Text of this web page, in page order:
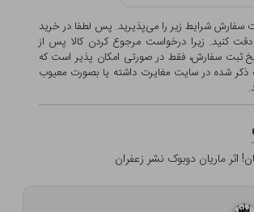
سفارش شرایط زیر را می‌پذیرید. پس لطفا در خرید
کنید. زیرا درخواست مرجوع کردن کالا پس از
ثبت سفارش، فقط در صورتی امکان پذیر است که
ذکر شده در سایت مغایرت داشته یا بصورت معيوب
اثر ماریان دوبوک نشر زعفران